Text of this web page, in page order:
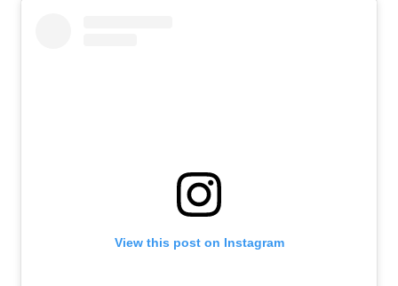
View this post on Instagram